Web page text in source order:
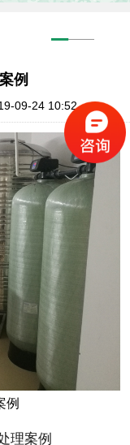
例
09-24 10:52
例
理案例